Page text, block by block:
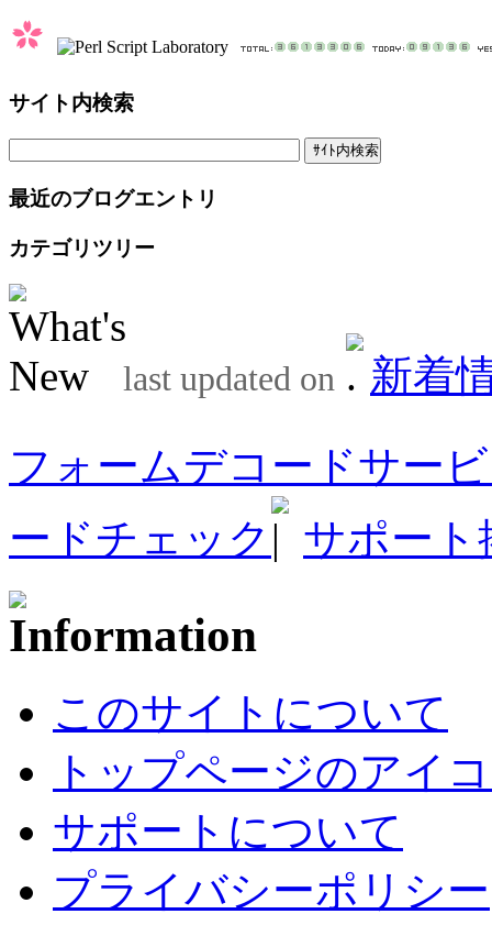
サイト内検索
最近のブログエントリ
カテゴリツリー
last updated on
新着
フォームデコードサー
ードチェック
サポート
このサイトについて
トップページのアイ
サポートについて
プライバシーポリシー